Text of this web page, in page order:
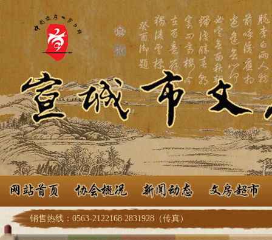
销售热线：0563-2122168 2831928（传真）